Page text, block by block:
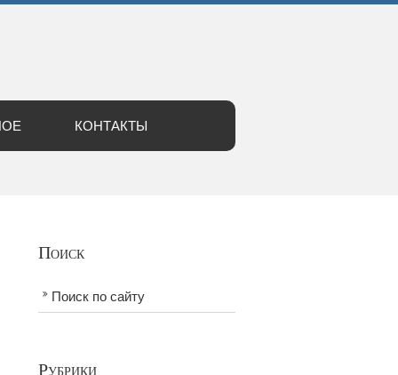
КОНТАКТЫ
Поиск
Поиск по сайту
Рубрики